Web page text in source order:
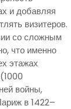
и добавляя
визитеров.
со сложным
что именно
этажах
войны,
в 1422–